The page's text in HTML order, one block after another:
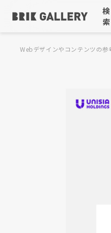
検
索
Webデザインやコンテンツの